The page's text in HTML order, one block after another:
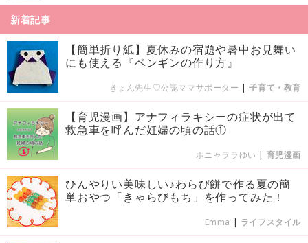
新着記事
【簡単折り紙】夏休みの宿題や暑中お見舞い
にも使える『ペンギンの作り方』
きょん先生♡公認ママサポーター |子育て・教育
【育児漫画】アナフィラキシーの症状が出て
救急車を呼んだ妊婦の頃の話①
ホニャララゆい | 育児漫画
ひんやりい美味しい♪わらび餅で作る夏の簡
単おやつ「きゃらびもち」を作ってみた！
Emma | ライフスタイル